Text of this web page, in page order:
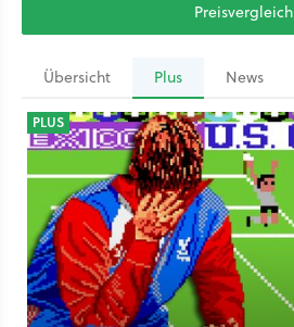
Preisvergleich
Übersicht Plus News
PLUS